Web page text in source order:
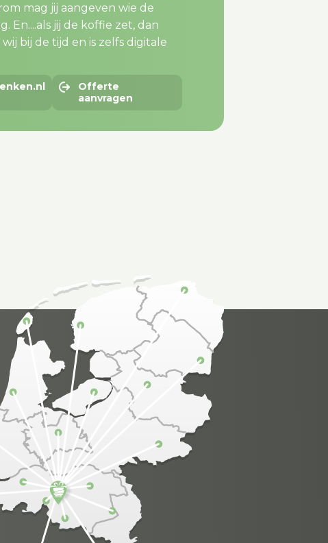
mag jij aangeven wie de
En....als jij de koffie zet, dan
bij de tijd en is zelfs digitale
Offerte
aanvragen